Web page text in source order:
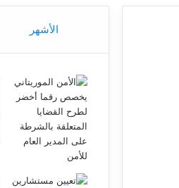
الأشهر